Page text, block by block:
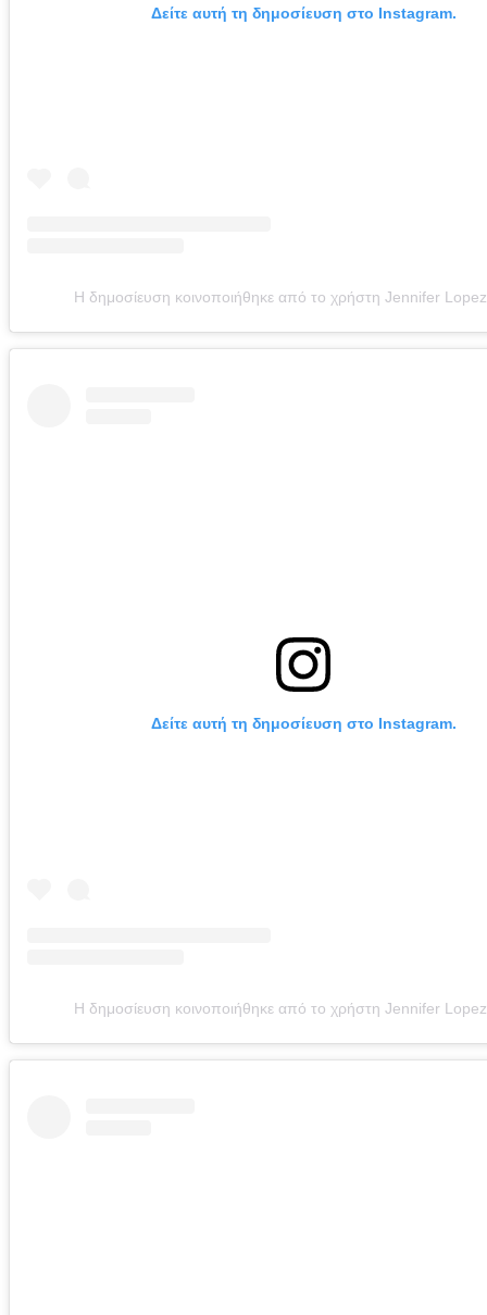
Δείτε αυτή τη δημοσίευση στο Instagram.
Η δημοσίευση κοινοποιήθηκε από το χρήστη Jennifer
Δείτε αυτή τη δημοσίευση στο Instagram.
Η δημοσίευση κοινοποιήθηκε από το χρήστη Jennifer